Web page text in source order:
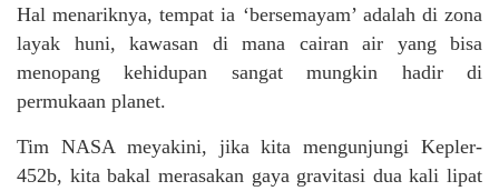
Hal menariknya, tempat ia ‘bersemayam’ adalah di zona
layak huni, kawasan di mana cairan air yang bisa
menopang kehidupan sangat mungkin hadir di
permukaan planet.
Tim NASA meyakini, jika kita mengunjungi Kepler-
452b, kita bakal merasakan gaya gravitasi dua kali lipat